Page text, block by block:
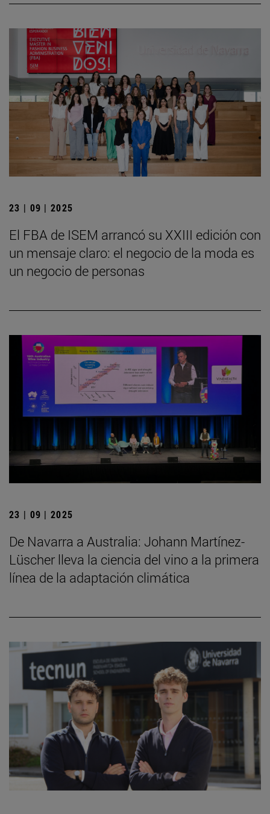
23 | 09 | 2025
El FBA de ISEM arrancó su XXIII edición con
un mensaje claro: el negocio de la moda es
un negocio de personas
23 | 09 | 2025
De Navarra a Australia: Johann Martínez-
Lüscher lleva la ciencia del vino a la primera
línea de la adaptación climática